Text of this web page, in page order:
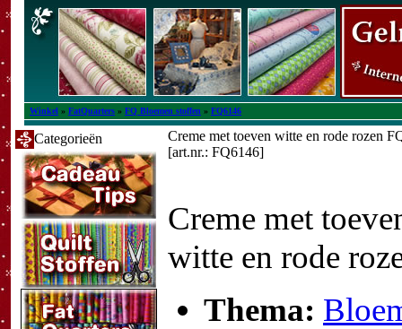
Winkel » FatQuarters » FQ Bloemen stoffen » FQ6146
Categorieën
Creme met toeven witte en rode rozen
[art.nr.: FQ6146]
Creme met
witte en rode
Thema: